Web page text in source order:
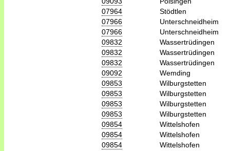
07964
Stödtlen
07966
Unterschneidheim
07966
Unterschneidheim
09832
Wassertrüdingen
09832
Wassertrüdingen
09832
Wassertrüdingen
09092
Wemding
09853
Wilburgstetten
09853
Wilburgstetten
09853
Wilburgstetten
09853
Wilburgstetten
09854
Wittelshofen
09854
Wittelshofen
09854
Wittelshofen